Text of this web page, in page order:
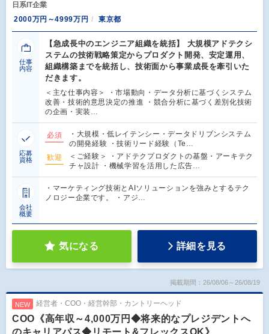
日系IT企業
2000万円～4999万円
東京都
仕事
内容
【急成長中のエンジニア組織を統括】 大規模アドテクシ
ステムの技術戦略策定からプロダクト開発、安定運用、
組織構築までを統括し、技術面から事業成長を牽引いた
だきます。
＜主な仕事内容＞ ・市場動向・データ分析に基づくシステム
改善・技術的意思決定の推進 ・競合分析に基づく差別化技術
の企画・実装…
応募
資格
必須
・大規模・低レイテンシー・データドリブンシステム
の開発経験 ・技術リード経験（Te…
歓迎
＜ご経験＞ ・アドテクプロダクトの基盤・アーキテク
チャ設計 ・機械学習を活用した広告…
会社
概要
・マーケティング技術とAIソリューションを強みとするテク
ノロジー企業です。 ・アジ…
気になる 詳細を見る
掲載期間：26/08/06～26/08/19
NEW 経営者・COO・経営幹部・カントリーヘッド
COO《高年収～4,000万円◆将来的なプレジデントへ
のキャリアパス◆リモート&フレックスOK》